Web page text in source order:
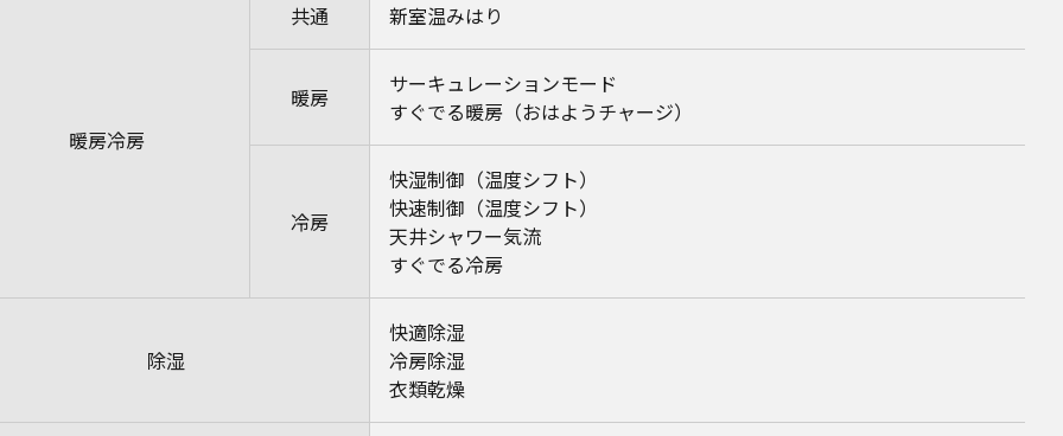
暖房冷房
共通 新室温みはり
暖房
サーキュレーションモード
すぐでる暖房（おはようチャージ）
冷房
快湿制御（温度シフト）
快速制御（温度シフト）
天井シャワー気流
すぐでる冷房
除湿
快適除湿
冷房除湿
衣類乾燥